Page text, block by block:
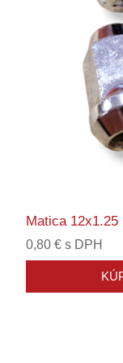
Matica 12x1.25
0,80 € s DPH